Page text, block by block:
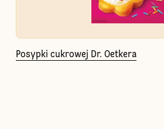
Posypki cukrowej Dr. Oetkera